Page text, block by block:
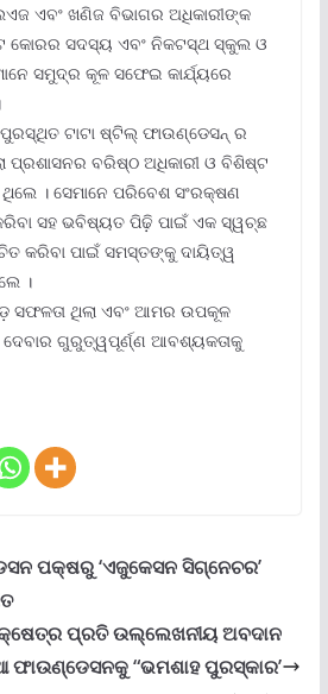
ଏବଂ ଖଣିଜ ବିଭାଗର ଅଧିକାରୀଙ୍କ
କୋରର ସଦସ୍ୟ ଏବଂ ନିକଟସ୍ଥ ସ୍କୁଲ ଓ
ସମୁଦ୍ର କୂଳ ସଫେଇ କାର୍ଯ୍ୟରେ
ଟାଟା ଷ୍ଟିଲ୍ ଫାଉଣ୍ଡେସନ୍ ର
ପ୍ରଶାସନର ବରିଷ୍ଠ ଅଧିକାରୀ ଓ ବିଶିଷ୍ଟ
। ସେମାନେ ପରିବେଶ ସଂରକ୍ଷଣ
ସହ ଭବିଷ୍ୟତ ପିଢ଼ି ପାଇଁ ଏକ ସ୍ୱଚ୍ଛ
କରିବା ପାଇଁ ସମସ୍ତଙ୍କୁ ଦାୟିତ୍ୱ
।
ସଫଳତା ଥିଲା ଏବଂ ଆମର ଉପକୂଳ
ଗୁରୁତ୍ୱପୂର୍ଣ୍ଣ ଆବଶ୍ୟକତାକୁ
ପକ୍ଷରୁ ‘ଏଜୁକେସନ ସିଗ୍ନେଚର’
କ୍ଷେତ୍ର ପ୍ରତି ଉଲ୍ଲେଖନୀୟ ଅବଦାନ
“ଭମଶାହ ପୁରସ୍କାର’